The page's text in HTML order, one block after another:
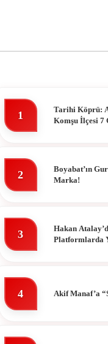
1
Tarihi Köprü:
Komşu İlçesi 7
2
Boyabat’ın
Marka!
3
Hakan
Platformlarda
4 Akif Manaf’a